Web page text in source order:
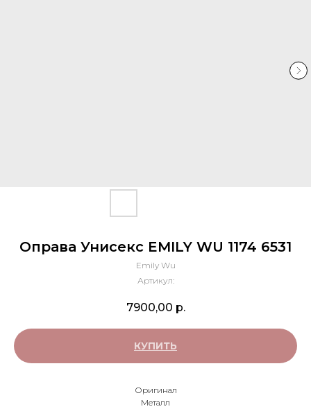
Оправа Унисекс EMILY WU 1174 6531
Emily Wu
Артикул:
7900,00 р.
КУПИТЬ
Оригинал
Металл